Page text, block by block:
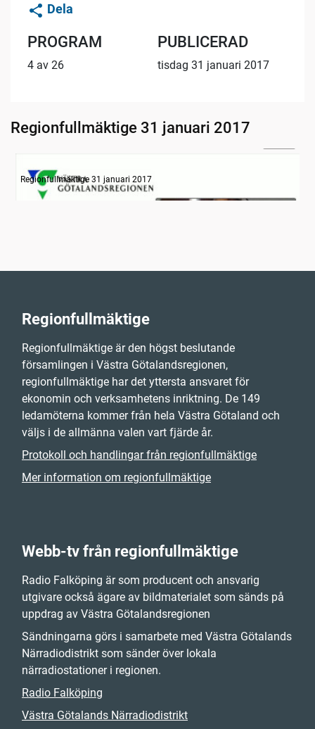
Dela
PROGRAM
4 av 26
PUBLICERAD
tisdag 31 januari 2017
Regionfullmäktige 31 januari 2017
Information om dagens ärenden
Regionfullmäktige 31 januari 2017
Regionfullmäktige
Regionfullmäktige är den högst beslutande
församlingen i Västra Götalandsregionen,
regionfullmäktige har det yttersta ansvaret för
ekonomin och verksamhetens inriktning. De 149
ledamöterna kommer från hela Västra Götaland och
väljs i de allmänna valen vart fjärde år.
Protokoll och handlingar från regionfullmäktige
Mer information om regionfullmäktige
Webb-tv från regionfullmäktige
Radio Falköping är som producent och ansvarig
utgivare också ägare av bildmaterialet som sänds på
uppdrag av Västra Götalandsregionen
Sändningarna görs i samarbete med Västra Götalands
Närradiodistrikt som sänder över lokala
närradiostationer i regionen.
Radio Falköping
Västra Götalands Närradiodistrikt